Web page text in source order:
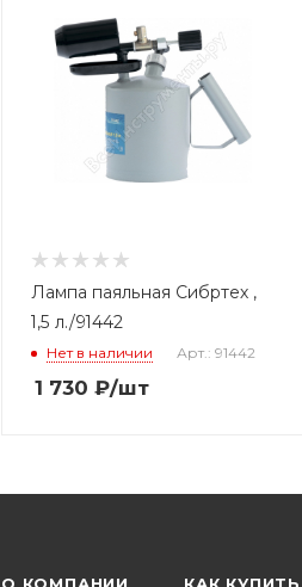
Лампа паяльная Сибртех ,
1,5 л./91442
Нет в наличии Арт.: 91442
1 730 ₽/шт